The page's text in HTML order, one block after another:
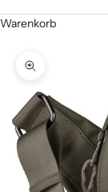
Warenkorb
Bild vergrößern